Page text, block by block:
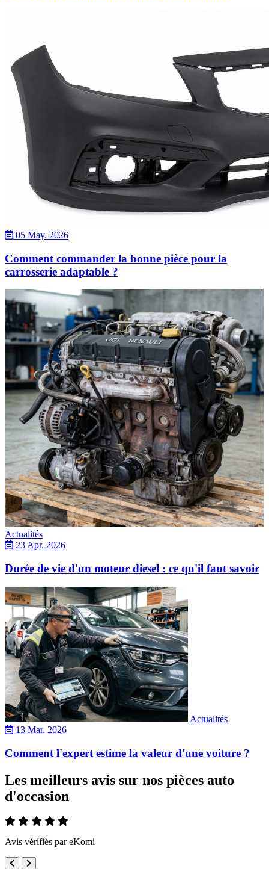
05 May. 2026
Comment commander la bonne pièce pour la
carrosserie adaptable ?
Actualités
23 Apr. 2026
Durée de vie d'un moteur diesel : ce qu'il faut savoir
Actualités
13 Mar. 2026
Comment l'expert estime la valeur d'une voiture ?
Les meilleurs avis sur nos pièces auto
d'occasion
Avis vérifiés par eKomi